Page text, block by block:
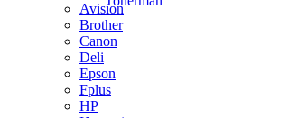
Avision
Brother
Canon
Deli
Epson
Fplus
HP